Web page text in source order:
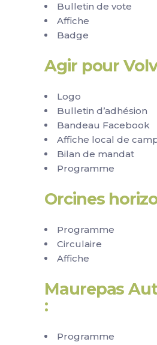
Bulletin de vote
Affiche
Badge
Agir pour
Logo
Bulletin d’adhésion
Bandeau Facebook
Affiche local de
Bilan de mandat
Programme
Orcines
Programme
Circulaire
Affiche
Maurepas
:
Programme